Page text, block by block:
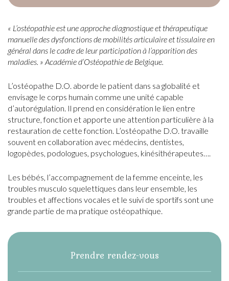
« L’ostéopathie est une approche diagnostique et thérapeutique
manuelle des dysfonctions de mobilités articulaire et tissulaire en
général dans le cadre de leur participation à l’apparition des
maladies. » Académie d’Ostéopathie de Belgique.
L’ostéopathe D.O. aborde le patient dans sa globalité et
envisage le corps humain comme une unité capable
d’autorégulation. Il prend en considération le lien entre
structure, fonction et apporte une attention particulière à la
restauration de cette fonction. L’ostéopathe D.O. travaille
souvent en collaboration avec médecins, dentistes,
logopèdes, podologues, psychologues, kinésithérapeutes….
Les bébés, l’accompagnement de la femme enceinte, les
troubles musculo squelettiques dans leur ensemble, les
troubles et affections vocales et le suivi de sportifs sont une
grande partie de ma pratique ostéopathique.
Prendre rendez-vous